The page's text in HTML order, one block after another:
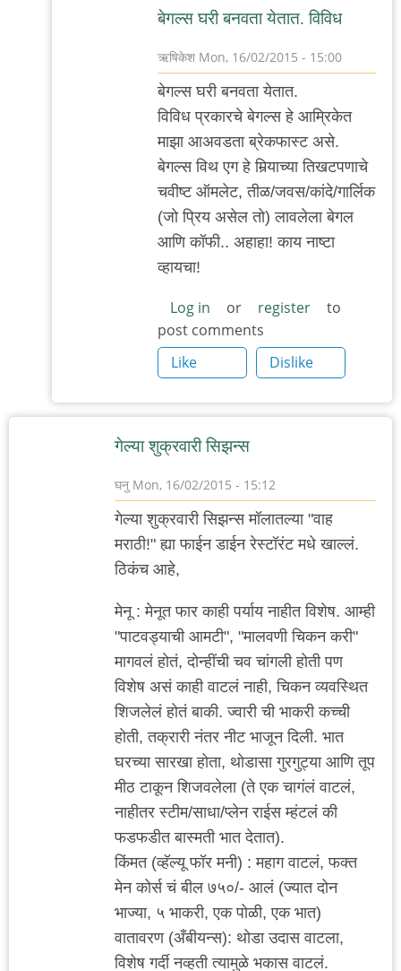
बेगल्स घरी बनवता येतात. विविध
ऋषिकेश Mon, 16/02/2015 - 15:00
In
reply
केलाय
ट्राय.
बागेत
गवि
बेगल्स घरी बनवता येतात.
विविध प्रकारचे बेगल्स हे आम्रिकेत
माझा आअवडता ब्रेकफास्ट असे.
बेगल्स विथ एग हे मिर्‍याच्या तिखटपणाचे
चवीष्ट ऑमलेट, तीळ/जवस/कांदे/गार्लिक
(जो प्रिय असेल तो) लावलेला बेगल
आणि कॉफी.. अहाहा! काय नाष्टा
व्हायचा!
Log in or register
to
post comments
Like
Dislike
गेल्या शुक्रवारी सिझन्स
घनु Mon, 16/02/2015 - 15:12
गेल्या शुक्रवारी सिझन्स मॉलातल्या "वाह
मराठी!" ह्या फाईन डाईन रेस्टॉरंट मधे खाल्लं.
ठिकंच आहे,
मेनू : मेनूत फार काही पर्याय नाहीत विशेष. आम्ही
"पाटवड्याची आमटी", "मालवणी चिकन करी"
मागवलं होतं, दोन्हींची चव चांगली होती पण
विशेष असं काही वाटलं नाही, चिकन व्यवस्थित
शिजलेलं होतं बाकी. ज्वारी ची भाकरी कच्ची
होती, तक्रारी नंतर नीट भाजून दिली. भात
घरच्या सारखा होता, थोडासा गुरगुट्या आणि तूप
मीठ टाकून शिजवलेला (ते एक चागंलं वाटलं,
नाहीतर स्टीम/साधा/प्लेन राईस म्हंटलं की
फडफडीत बास्मती भात देतात).
किंमत (व्हॅल्यू फॉर मनी) : महाग वाटलं, फक्त
मेन कोर्स चं बील ७५०/- आलं (ज्यात दोन
भाज्या, ५ भाकरी, एक पोळी, एक भात)
वातावरण (अँबीयन्स): थोडा उदास वाटला,
विशेष गर्दी नव्हती त्यामुळे भकास वाटलं.